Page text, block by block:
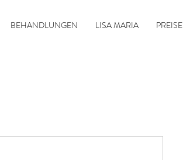
BEHANDLUNGEN LISA MARIA PREISE